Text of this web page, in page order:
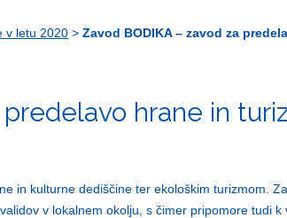
v letu 2020 > Zavod BODIKA – zavod za
hrane in
in kulturne dediščine ter ekološkim turizmom.
v lokalnem okolju, s čimer pripomore tudi k